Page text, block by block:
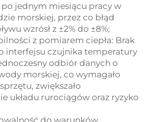
po jednym miesiącu pracy w
morskiej, przez co błąd
wzrósł z ±2% do ±8%;
z pomiarem ciepła: Brak
interfejsu czujnika temperatury
odbiór danych o
morskiej, co wymagało
zwiększało
układu rurociągów oraz ryzyko
do warunków